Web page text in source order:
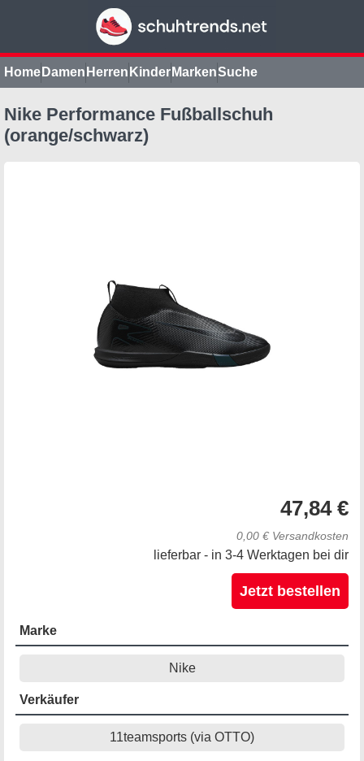
Home Damen Herren Kinder MarkenSuche
Nike Performance Fußballschuh
(orange/schwarz)
47,84 €
0,00 € Versandkosten
lieferbar - in 3-4 Werktagen bei dir
Jetzt bestellen
Marke
Nike
Verkäufer
11teamsports (via OTTO)